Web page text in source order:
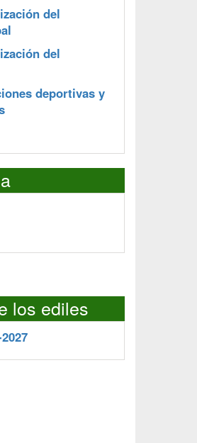
del
del
deportivas y
los ediles